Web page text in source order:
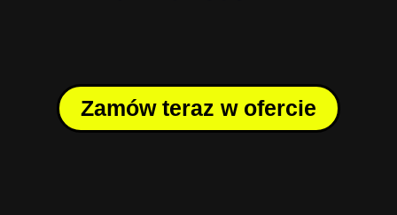
Zamów teraz w ofercie